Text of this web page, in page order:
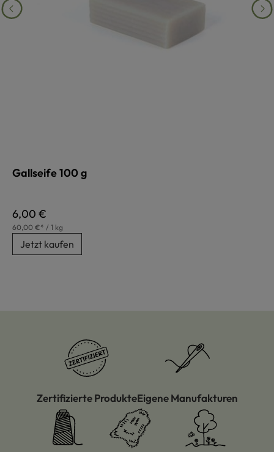
Gallseife 100 g
Regulärer Preis:
6,00 €
60,00 €* / 1 kg
Jetzt kaufen
Zertifizierte ProdukteEigene Manufakturen